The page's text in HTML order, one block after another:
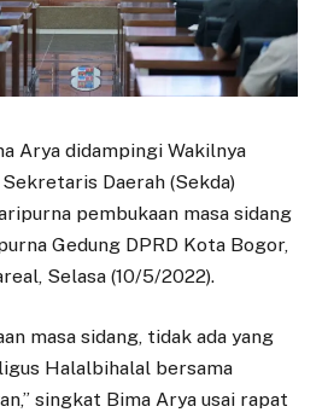
Arya didampingi Wakilnya
Daerah (Sekda)
pembukaan masa sidang
Gedung DPRD Kota Bogor,
Selasa (10/5/2022).
masa sidang, tidak ada yang
Halalbihalal bersama
singkat Bima Arya usai rapat